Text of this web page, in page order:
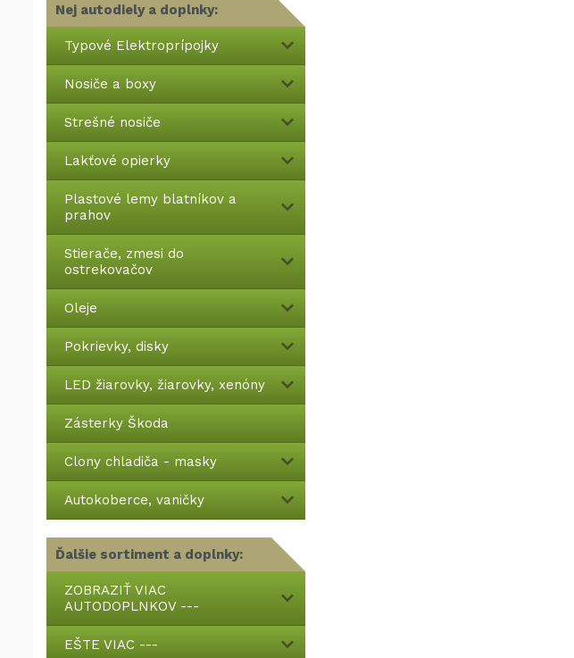
Nej autodiely a doplnky:
Typové Elektroprípojky
Nosiče a boxy
Strešné nosiče
Lakťové opierky
Plastové lemy blatníkov a
prahov
Stierače, zmesi do
ostrekovačov
Oleje
Pokrievky, disky
LED žiarovky, žiarovky, xenóny
Zásterky Škoda
Clony chladiča - masky
Autokoberce, vaničky
Ďalšie sortiment a doplnky:
ZOBRAZIŤ VIAC
AUTODOPLNKOV ---
EŠTE VIAC ---